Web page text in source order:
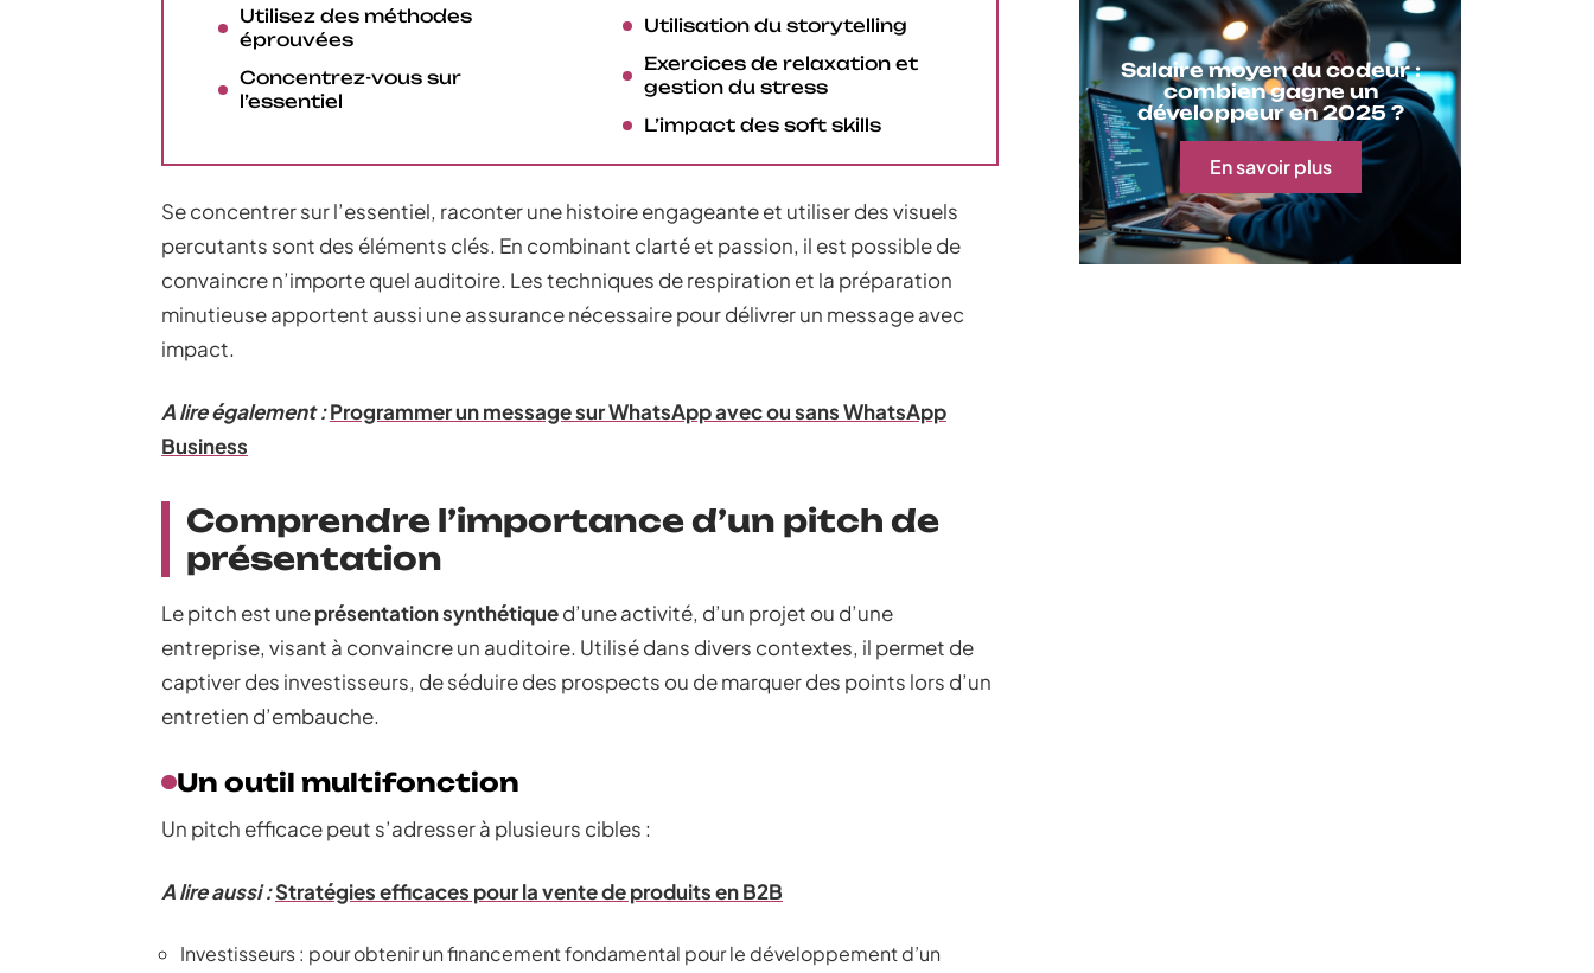
Utilisez des méthodes
éprouvées
Concentrez-vous sur
l’essentiel
Utilisation du storytelling
Exercices de relaxation et
gestion du stress
L’impact des soft skills
Se concentrer sur l’essentiel, raconter une histoire engageante et utiliser des visuels
percutants sont des éléments clés. En combinant clarté et passion, il est possible de
convaincre n’importe quel auditoire. Les techniques de respiration et la préparation
minutieuse apportent aussi une assurance nécessaire pour délivrer un message avec
impact.
A lire également :Programmer un message sur WhatsApp avec ou sans WhatsApp
Business
Comprendre l’importance d’un pitch de
présentation
Le pitch est uneprésentation synthétiqued’une activité, d’un projet ou d’une
entreprise, visant à convaincre un auditoire. Utilisé dans divers contextes, il permet de
captiver des investisseurs, de séduire des prospects ou de marquer des points lors d’un
entretien d’embauche.
Un outil multifonction
Un pitch efficace peut s’adresser à plusieurs cibles :
A lire aussi :Stratégies efficaces pour la vente de produits en B2B
Investisseurs : pour obtenir un financement fondamental pour le développement d’un
Salaire moyen du codeur :
combien gagne un
développeur en 2025 ?
En savoir plus